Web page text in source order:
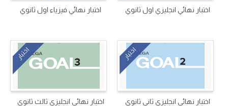
اختبار نهائي انجليزي اول ثانوي اختبار نهائي فيزياء اول ثانوي
اختبار
اختبار نهائي انجليزي ثاني ثانوي
اختبار
اختبار نهائي انجليزي ثالث ثانوي